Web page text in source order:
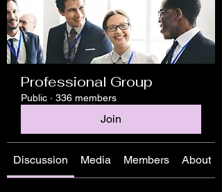
Professional Group
Public · 336 members
Join
Discussion Media Members About